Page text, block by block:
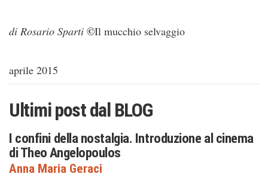
di Rosario Sparti ©Il mucchio selvaggio
aprile 2015
Ultimi post dalBLOG
I confini della nostalgia. Introduzione al cinema
di Theo Angelopoulos
Anna Maria Geraci